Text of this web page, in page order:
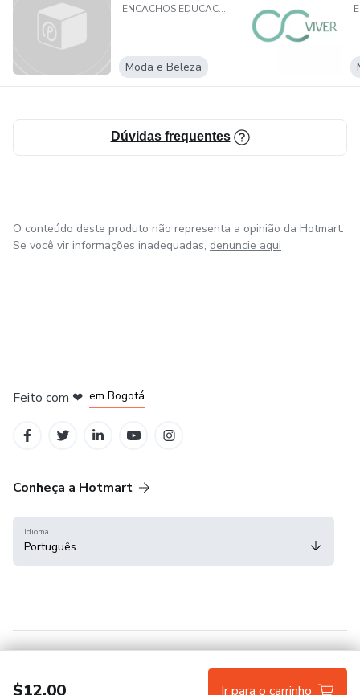
ENCACHOS EDUCACAO DIGITAL LTDA
Moda e Beleza
Dúvidas frequentes
$12.00 Ir para o carrinho
O conteúdo deste produto não representa a opinião da Hotmart.
Se você vir informações inadequadas, denuncie aqui
Feito com ❤ em Bogotá
Conheça a Hotmart
Idioma
Português